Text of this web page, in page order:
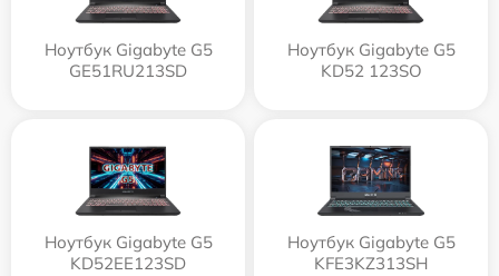
Ноутбук Gigabyte G5
GE51RU213SD
Ноутбук Gigabyte G5
KD52 123SO
Ноутбук Gigabyte G5
KD52EE123SD
Ноутбук Gigabyte G5
KFE3KZ313SH